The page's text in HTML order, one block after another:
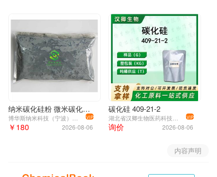
纳米碳化硅粉 微米碳化硅粉 高纯超细碳化硅颗粒 阿尔法 贝塔 SiC
VIP
2026-08-06
￥180
碳化硅 409-21-2
VIP
2026-08-06
询价
内容声明